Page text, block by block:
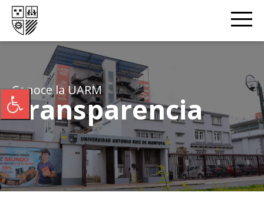
Conoce la UARM
Transparencia